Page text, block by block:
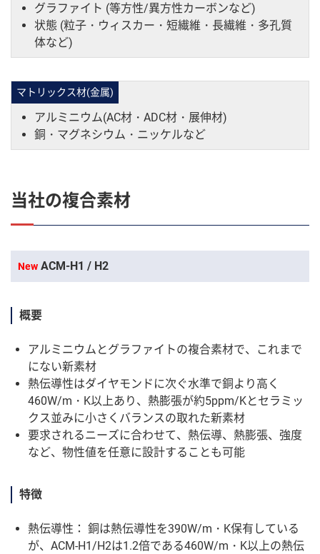
グラファイト (等方性/異方性カーボンなど)
状態 (粒子・ウィスカー・短繊維・長繊維・多孔質
体など)
マトリックス材(金属)
アルミニウム(AC材・ADC材・展伸材)
銅・マグネシウム・ニッケルなど
当社の複合素材
New ACM-H1 / H2
概要
アルミニウムとグラファイトの複合素材で、これまで
にない新素材
熱伝導性はダイヤモンドに次ぐ水準で銅より高く
460W/m・K以上あり、熱膨張が約5ppm/Kとセラミッ
クス並みに小さくバランスの取れた新素材
要求されるニーズに合わせて、熱伝導、熱膨張、強度
など、物性値を任意に設計することも可能
特徴
熱伝導性： 銅は熱伝導性を390W/m・K保有している
が、ACM-H1/H2は1.2倍である460W/m・K以上の熱伝